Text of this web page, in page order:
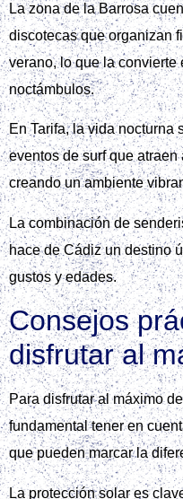
La zona de la Barrosa
discotecas que organizan
verano, lo que la
noctámbulos.
En Tarifa, la vida nocturna
eventos de surf que
creando un ambiente
La combinación de
hace de Cádiz un destino
gustos y edades.
Consejos
disfrutar al
Para disfrutar al máximo
fundamental tener en
que pueden marcar la
La protección solar es